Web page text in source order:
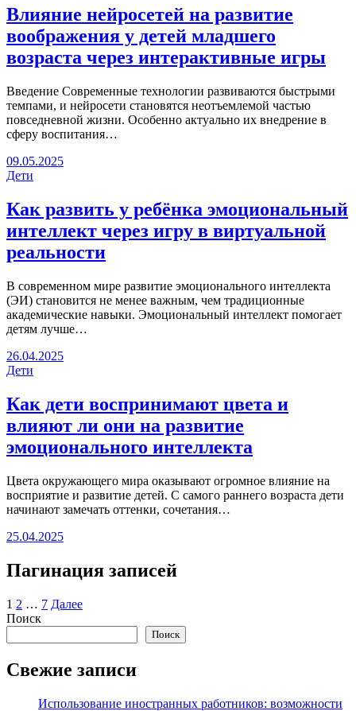
Влияние нейросетей на развитие
воображения у детей младшего
возраста через интерактивные игры
Введение Современные технологии развиваются быстрыми
темпами, и нейросети становятся неотъемлемой частью
повседневной жизни. Особенно актуально их внедрение в
сферу воспитания…
09.05.2025
Дети
Как развить у ребёнка эмоциональный
интеллект через игру в виртуальной
реальности
В современном мире развитие эмоционального интеллекта
(ЭИ) становится не менее важным, чем традиционные
академические навыки. Эмоциональный интеллект помогает
детям лучше…
26.04.2025
Дети
Как дети воспринимают цвета и
влияют ли они на развитие
эмоционального интеллекта
Цвета окружающего мира оказывают огромное влияние на
восприятие и развитие детей. С самого раннего возраста дети
начинают замечать оттенки, сочетания…
25.04.2025
Пагинация записей
1 2 … 7 Далее
Поиск
Поиск
Свежие записи
Использование иностранных работников: возможности